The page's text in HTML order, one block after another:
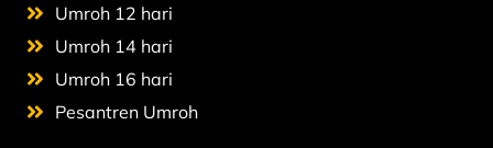
Umroh 12 hari
Umroh 14 hari
Umroh 16 hari
Pesantren Umroh